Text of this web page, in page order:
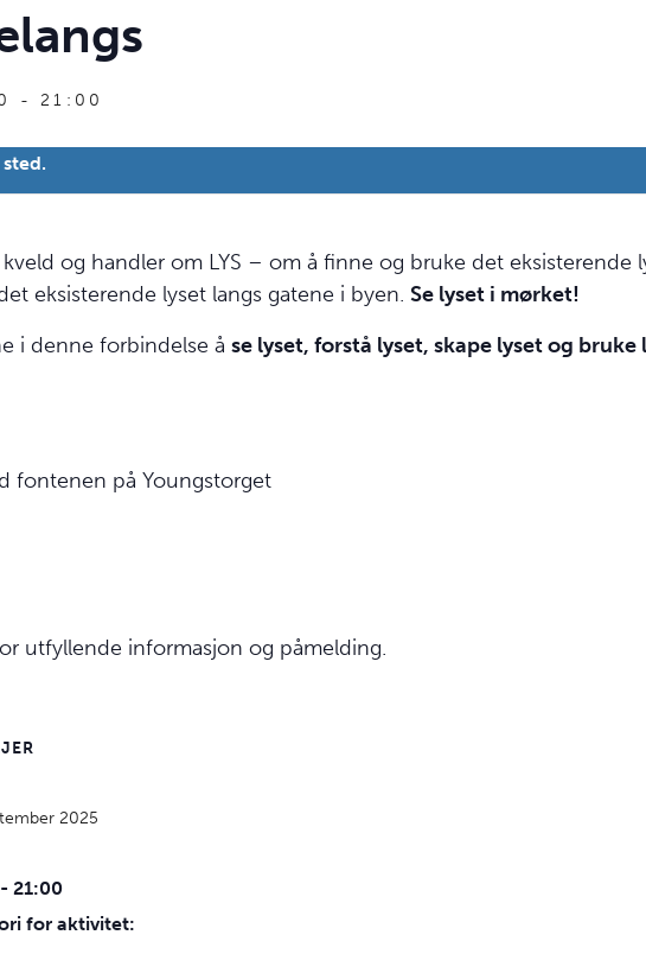
-21:00
og handler om LYS – om å finne og bruke det eksisterende
eksisterende lyset langs gatene i byen. Se lyset i mørket!
i denne forbindelse å se lyset, forstå lyset, skape lyset og bruke
fontenen på Youngstorget
utfyllende informasjon og påmelding.
2025
21:00
for aktivitet: